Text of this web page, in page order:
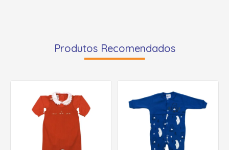
Produtos Recomendados